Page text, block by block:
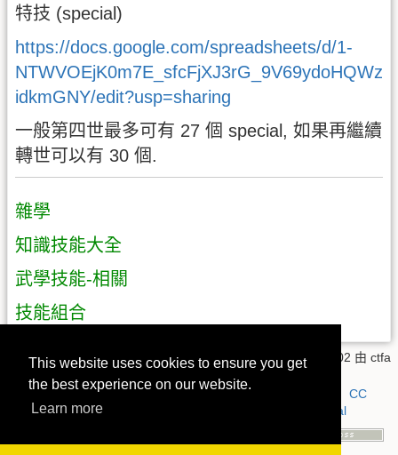
This website uses cookies to ensure you get
the best experience on our website.
Learn more
特技 (special)
https://docs.google.com/spreadsheets/d/1-
NTWVOEjK0m7E_sfcFjXJ3rG_9V69ydoHQWz
idkmGNY/edit?usp=sharing
一般第四世最多可有 27 個 special, 如果再繼續
轉世可以有 30 個.
雜學
知識技能大全
武學技能-相關
技能組合
技能.txt· 上一次變更:2025/08/25 16:02 由 ctfa
若無特別註明，本 wiki 上的內容都是採用以下授權方式： CC
Attribution-Noncommercial-Share Alike 4.0 International